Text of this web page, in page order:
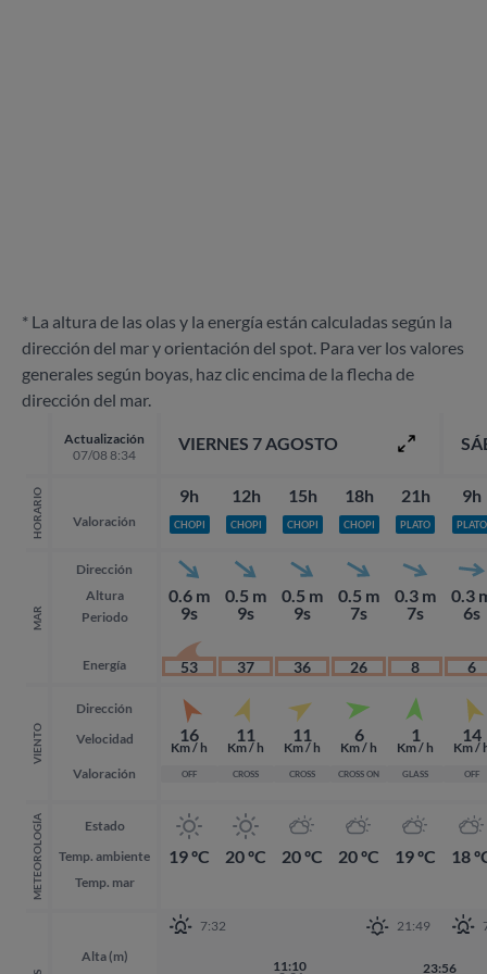
* La altura de las olas y la energía están calculadas según la
dirección del mar y orientación del spot. Para ver los valores
generales según boyas, haz clic encima de la flecha de
dirección del mar.
Actualización
07/08 8:34
HORARIO Valoración
MAR
Dirección
Altura
Periodo
Energía
VIENTO
Dirección
Velocidad
Valoración
METEOROLOGÍA
Estado
Temp. ambiente
Temp. mar
Alta (m)
VIERNES 7 AGOSTO
9h
CHOPI
0.6 m
9s
53
16
Km / h
OFF
19 ºC
12h
CHOPI
0.5 m
9s
37
11
Km / h
CROSS
20 ºC
15h
CHOPI
0.5 m
9s
36
11
Km / h
CROSS
20 ºC
18h
CHOPI
0.5 m
7s
26
6
Km / h
CROSS ON
20 ºC
21h
PLATO
0.3 m
7s
8
1
Km / h
GLASS
19 ºC
7:32 21:49
22:31 11:10 23:56
9h
PLATO
0.3
6s
6
14
Km /
OFF
18
23:56